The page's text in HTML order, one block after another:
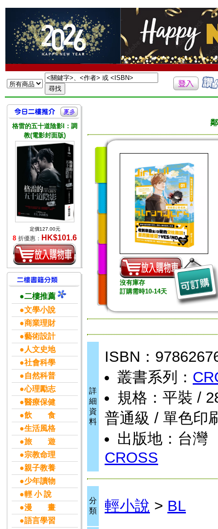
格雷的五十道陰影I：調
教(電影封面版)
定價127.00元
8 折優惠： HK$101.6
●二樓推薦
●文學小說
●商業理財
●藝術設計
●人文史地
●社會科學
●自然科普
●心理勵志
●醫療保健
●飲 食
●生活風格
●旅 遊
●宗教命理
●親子教養
●少年讀物
●輕 小 說
●漫 畫
●語言學習
沒有庫存
訂購需時10-14天
詳
細
資
料
ISBN：
叢書系列：
規格：平裝 /
普通級 / 單色印
出版地：台灣
CROSS
分
類
輕小說 > BL